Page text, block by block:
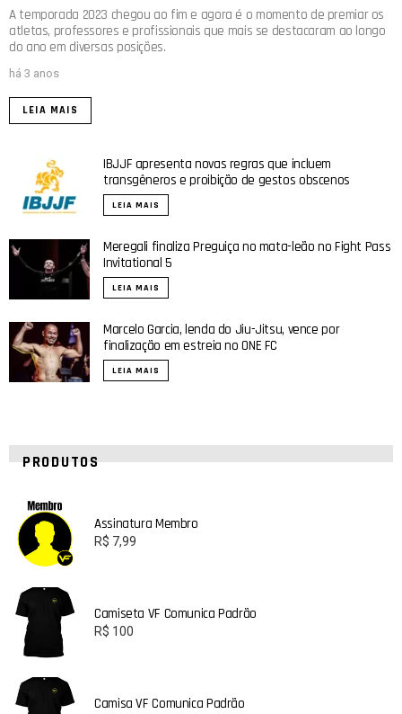
A temporada 2023 chegou ao fim e agora é o momento de premiar os
atletas, professores e profissionais que mais se destacaram ao longo
do ano em diversas posições.
há 3 anos
LEIA MAIS
IBJJF apresenta novas regras que incluem
transgêneros e proibição de gestos obscenos
LEIA MAIS
Meregali finaliza Preguiça no mata-leão no Fight Pass
Invitational 5
LEIA MAIS
Marcelo Garcia, lenda do Jiu-Jitsu, vence por
finalização em estreia no ONE FC
LEIA MAIS
PRODUTOS
Assinatura Membro
R$ 7,99
Camiseta VF Comunica Padrão
R$ 100
Camisa VF Comunica Padrão